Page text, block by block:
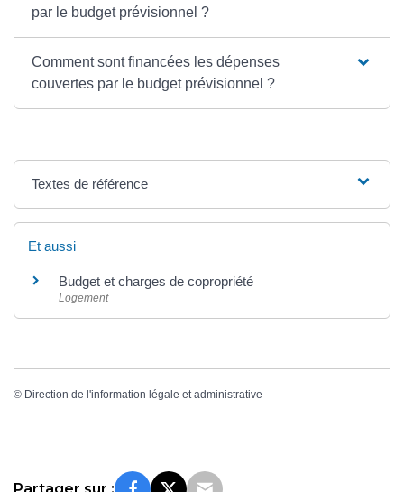
par le budget prévisionnel ?
Comment sont financées les dépenses
couvertes par le budget prévisionnel ?
Textes de référence
Et aussi
Budget et charges de copropriété
Logement
© Direction de l'information légale et administrative